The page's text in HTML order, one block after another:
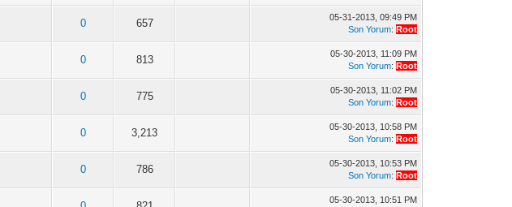
0 657
05-31-2013, 09:49 PM
Son Yorum:Root
0 813
05-30-2013, 11:09 PM
Son Yorum:Root
0 775
05-30-2013, 11:02 PM
Son Yorum:Root
0 3,213
05-30-2013, 10:58 PM
Son Yorum:Root
0 786
05-30-2013, 10:53 PM
Son Yorum:Root
05-30-2013, 10:51 PM